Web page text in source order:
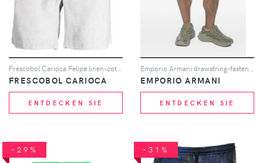
FRESCOBOL CARIOCA
ENTDECKEN SIE
EMPORIO ARMANI
ENTDECKEN SIE
-29% -31%